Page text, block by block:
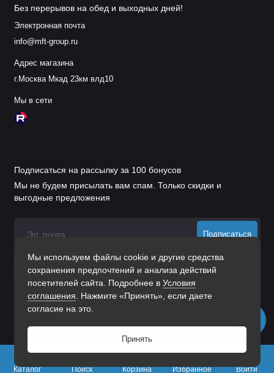
Каталог Поиск Корзина
0
Избранное
Войти
Мы используем файлы cookie и другие средства
сохранения предпочтений и анализа действий
посетителей сайта. Подробнее в Условия
соглашения . Нажмите «Принять», если даете
согласие на это.
Принять
Без перерывов на обед и выходных дней!
Электронная почта
info@mft-group.ru
Адрес магазина
г.Москва Мкад 23км влд10
Мы в сети
Подписаться на рассылку за 100 бонусов
Мы не будем присылать вам спам. Только скидки и
выгодные предложения
Подписаться
Нажимая на кнопку «Подписаться», Вы даетесогласие на
обработку персональных данных.